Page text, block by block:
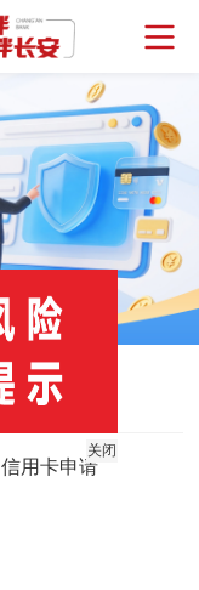
关闭
长安银行APP
信用卡申请